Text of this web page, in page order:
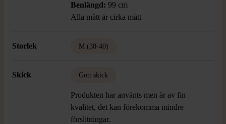
Benlängd: 99 cm
Alla mått är cirka mått
Storlek M (38-40)
Skick Gott skick
Produkten har använts men är av fin
kvalitet, det kan förekomma mindre
förslitningar.